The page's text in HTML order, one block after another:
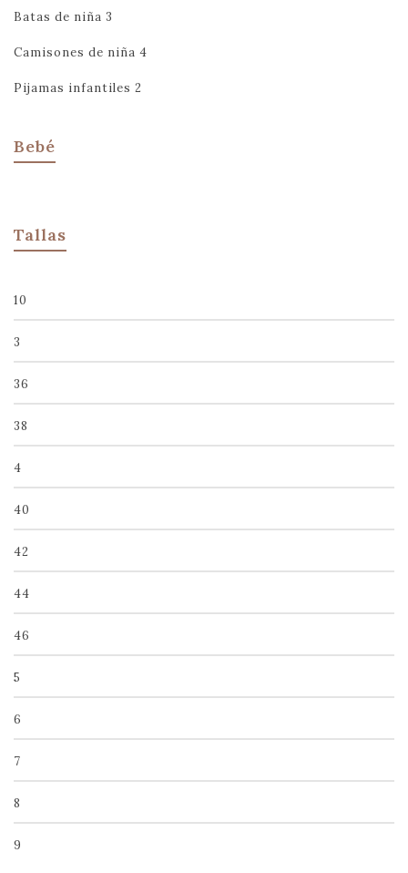
Batas de niña 3
Camisones de niña 4
Pijamas infantiles 2
Bebé
Tallas
10
3
36
38
4
40
42
44
46
5
6
7
8
9